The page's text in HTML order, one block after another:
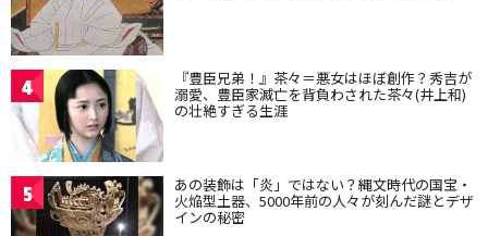
4 『豊臣兄弟！』茶々＝悪女はほぼ創作？秀吉が
溺愛、豊臣家滅亡を背負わされた茶々(井上和)
の壮絶すぎる生涯
5 あの装飾は「炎」ではない？縄文時代の国宝・
火焔型土器、5000年前の人々が刻んだ謎とデザ
インの秘密